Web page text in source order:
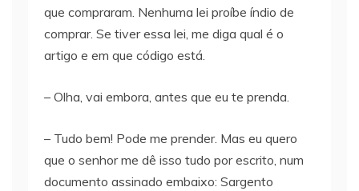
que compraram. Nenhuma lei proíbe índio de
comprar. Se tiver essa lei, me diga qual é o
artigo e em que código está.
– Olha, vai embora, antes que eu te prenda.
– Tudo bem! Pode me prender. Mas eu quero
que o senhor me dê isso tudo por escrito, num
documento assinado embaixo: Sargento